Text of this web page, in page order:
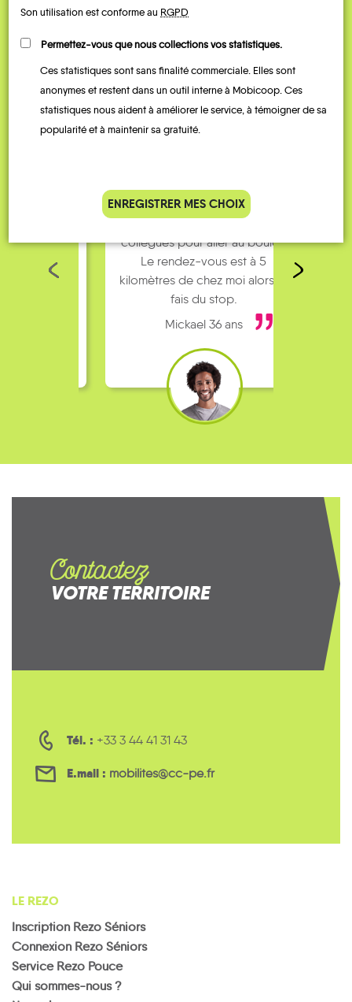
QUELQUES
Témoignages
Je covoiture avec des
collègues pour aller au boulot.
Le rendez-vous est à 5
kilomètres de chez moi alors je
fais du stop.
Mickael 36 ans
Contactez
VOTRE TERRITOIRE
Tél. : +33 3 44 41 31 43
E.mail : mobilites@cc-pe.fr
LE REZO
Inscription Rezo Séniors
Connexion Rezo Séniors
Service Rezo Pouce
Qui sommes-nous ?
Son utilisation est conforme au RGPD
Permettez-vous que nous collections vos statistiques.
Ces statistiques sont sans finalité commerciale. Elles sont
anonymes et restent dans un outil interne à Mobicoop. Ces
statistiques nous aident à améliorer le service, à témoigner de sa
popularité et à maintenir sa gratuité.
ENREGISTRER MES CHOIX